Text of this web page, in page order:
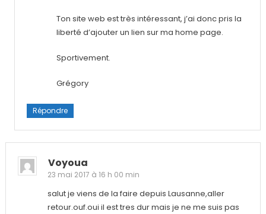
Ton site web est très intéressant, j’ai donc pris la
liberté d’ajouter un lien sur ma home page.
Sportivement.
Grégory
Répondre
Voyoua
23 mai 2017 à 16 h 00 min
salut je viens de la faire depuis Lausanne,aller
retour.ouf.oui il est tres dur mais je ne me suis pas